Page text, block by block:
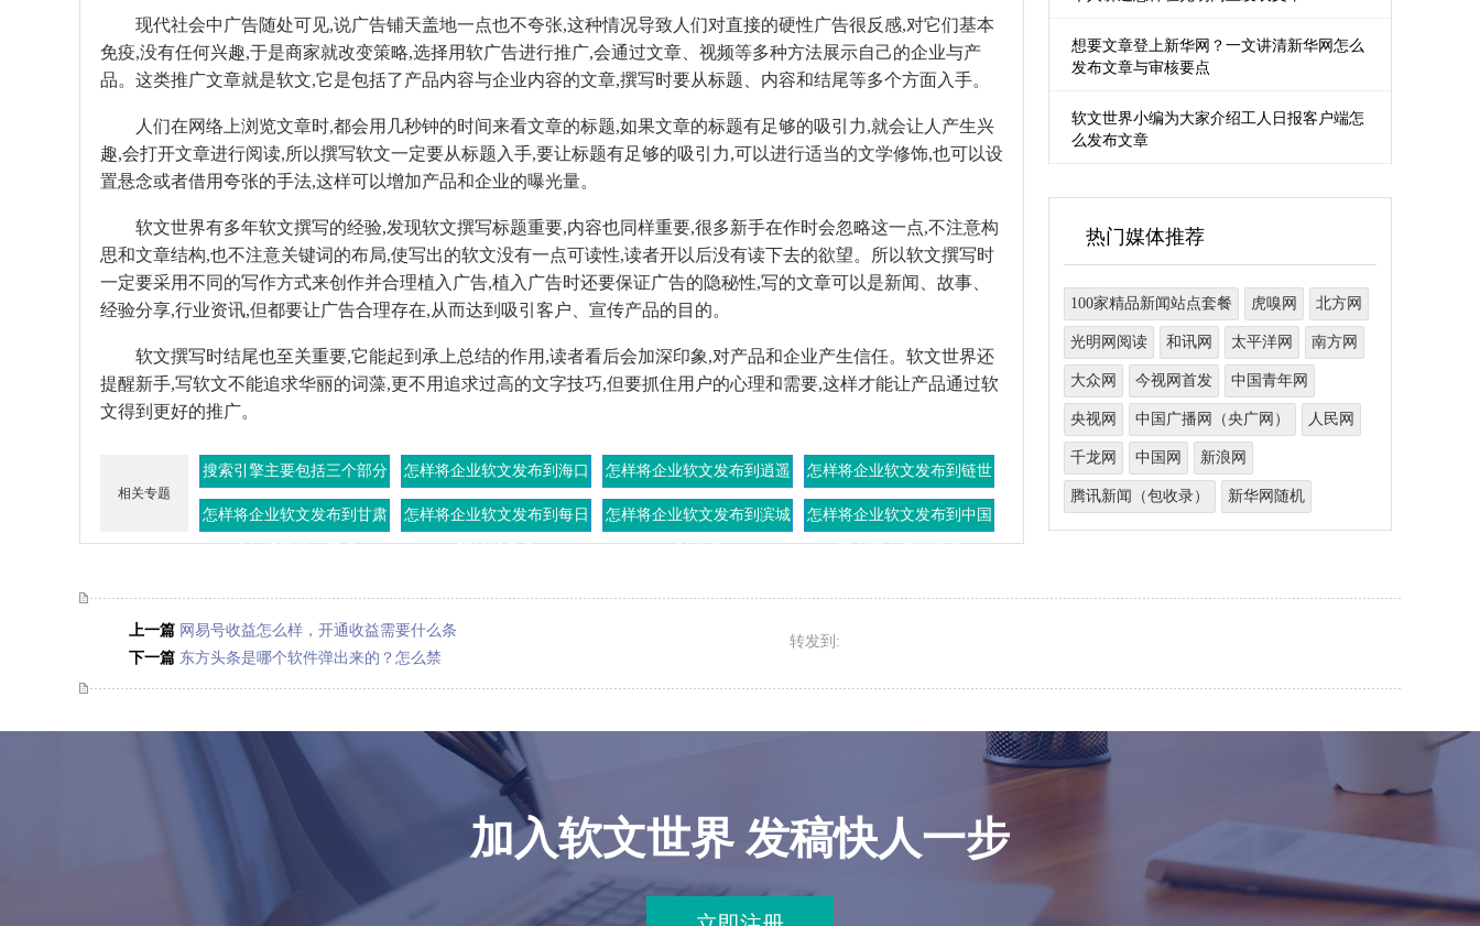
现代社会中广告随处可见,说广告铺天盖地一点也不夸张,这种情况导致人们对直接的硬性广告很反感,对它们基本
免疫,没有任何兴趣,于是商家就改变策略,选择用软广告进行推广,会通过文章、视频等多种方法展示自己的企业与产
品。这类推广文章就是软文,它是包括了产品内容与企业内容的文章,撰写时要从标题、内容和结尾等多个方面入手。
人们在网络上浏览文章时,都会用几秒钟的时间来看文章的标题,如果文章的标题有足够的吸引力,就会让人产生兴
趣,会打开文章进行阅读,所以撰写软文一定要从标题入手,要让标题有足够的吸引力,可以进行适当的文学修饰,也可以设
置悬念或者借用夸张的手法,这样可以增加产品和企业的曝光量。
软文世界有多年软文撰写的经验,发现软文撰写标题重要,内容也同样重要,很多新手在作时会忽略这一点,不注意构
思和文章结构,也不注意关键词的布局,使写出的软文没有一点可读性,读者开以后没有读下去的欲望。所以软文撰写时
一定要采用不同的写作方式来创作并合理植入广告,植入广告时还要保证广告的隐秘性,写的文章可以是新闻、故事、
经验分享,行业资讯,但都要让广告合理存在,从而达到吸引客户、宣传产品的目的。
软文撰写时结尾也至关重要,它能起到承上总结的作用,读者看后会加深印象,对产品和企业产生信任。软文世界还
提醒新手,写软文不能追求华丽的词藻,更不用追求过高的文字技巧,但要抓住用户的心理和需要,这样才能让产品通过软
文得到更好的推广。
相关专题
搜索引擎主要包括三个部分
怎样将企业软文发布到海口
视窗上
怎样将企业软文发布到逍遥
手游网上
怎样将企业软文发布到链世
界上
怎样将企业软文发布到甘肃
省广播电视总台上
怎样将企业软文发布到每日
经济北京上
怎样将企业软文发布到滨城
时报上
怎样将企业软文发布到中国
电力电子产业网上
想要文章登上新华网？一文讲清新华网怎么
发布文章与审核要点
软文世界小编为大家介绍工人日报客户端怎
么发布文章
热门媒体推荐
100家精品新闻站点套餐 虎嗅网 北方网
光明网阅读 和讯网 太平洋网 南方网
大众网 今视网首发 中国青年网
央视网 中国广播网（央广网） 人民网
千龙网 中国网 新浪网
腾讯新闻（包收录） 新华网随机
上一篇 网易号收益怎么样，开通收益需要什么条
件？
下一篇 东方头条是哪个软件弹出来的？怎么禁
止？
转发到:
加入软文世界 发稿快人一步